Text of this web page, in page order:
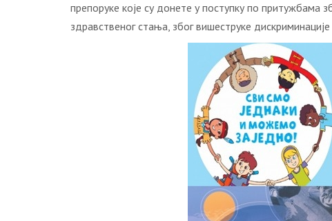
препоруке које су донете у поступку по притужбама
здравственог стања, због вишеструке